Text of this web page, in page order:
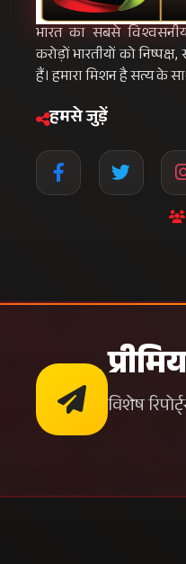
भारत का सबसे
करोड़ों भारतीयों को
हैं। हमारा मिशन है सत्य के
हमसे जुड़ें
विशेष